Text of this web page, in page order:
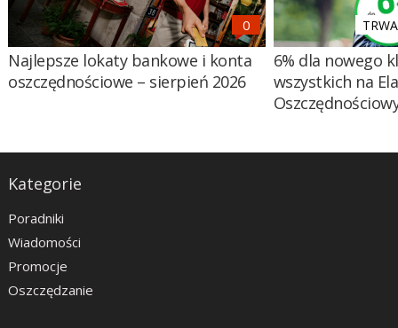
Najlepsze lokaty bankowe i konta
oszczędnościowe – sierpień 2026
6% dla nowego
wszystkich na
Kategorie
Poradniki
Wiadomości
Promocje
Oszczędzanie